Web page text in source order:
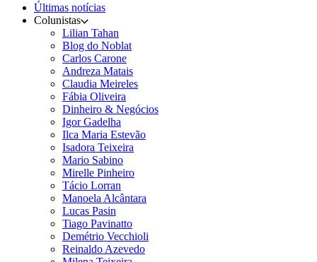
Últimas notícias
Colunistas
Lilian Tahan
Blog do Noblat
Carlos Carone
Andreza Matais
Claudia Meireles
Fábia Oliveira
Dinheiro & Negócios
Igor Gadelha
Ilca Maria Estevão
Isadora Teixeira
Mario Sabino
Mirelle Pinheiro
Tácio Lorran
Manoela Alcântara
Lucas Pasin
Tiago Pavinatto
Demétrio Vecchioli
Reinaldo Azevedo